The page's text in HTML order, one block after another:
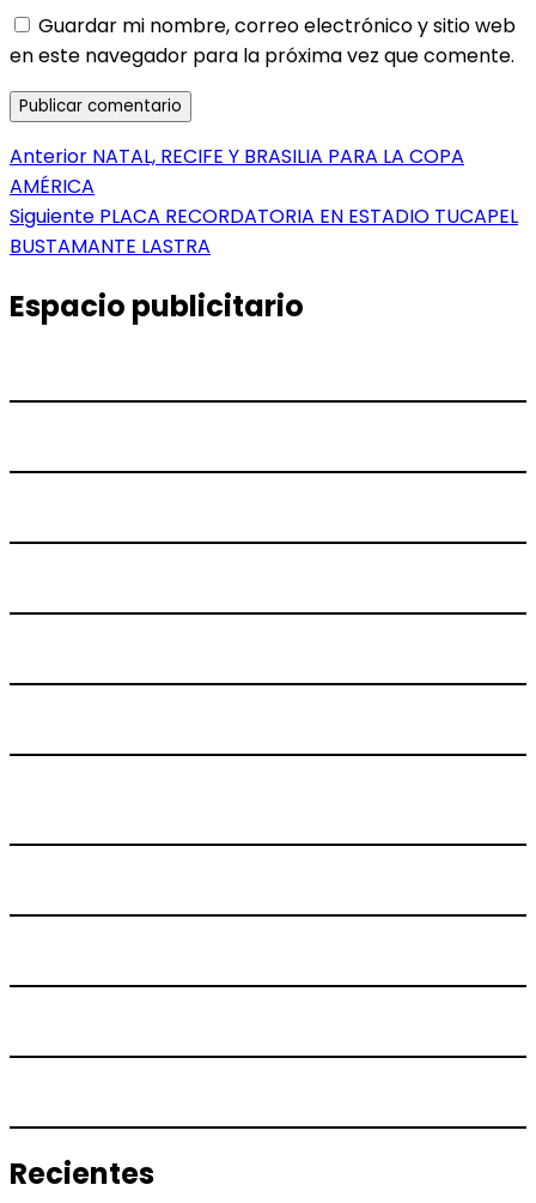
Guardar mi nombre, correo electrónico y sitio web
en este navegador para la próxima vez que comente.
Navegación
de
entradas
Anterior Entrada
anterior:
NATAL, RECIFE Y BRASILIA PARA LA COPA
AMÉRICA
Siguiente Entrada
siguiente:
PLACA RECORDATORIA EN ESTADIO TUCAPEL
BUSTAMANTE LASTRA
Espacio publicitario
Recientes